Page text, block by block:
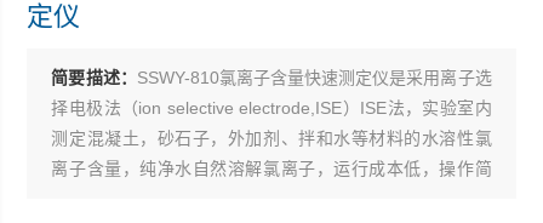
定仪
简要描述： SSWY-810氯离子含量快速测定仪是采用离子选
择电极法（ion selective electrode,ISE）ISE法，实验室内
测定混凝土，砂石子，外加剂、拌和水等材料的水溶性氯
离子含量，纯净水自然溶解氯离子，运行成本低，操作简